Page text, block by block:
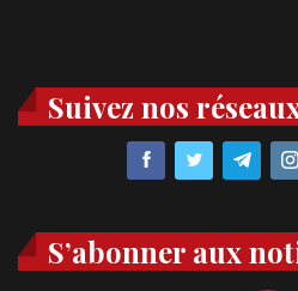
Suivez nos
S’abonner aux